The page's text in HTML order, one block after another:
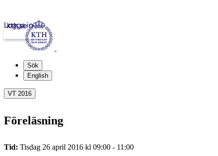
kth.se
Logga in
Sök
English
VT 2016
Föreläsning
Tid: Tisdag 26 april 2016 kl 09:00 - 11:00